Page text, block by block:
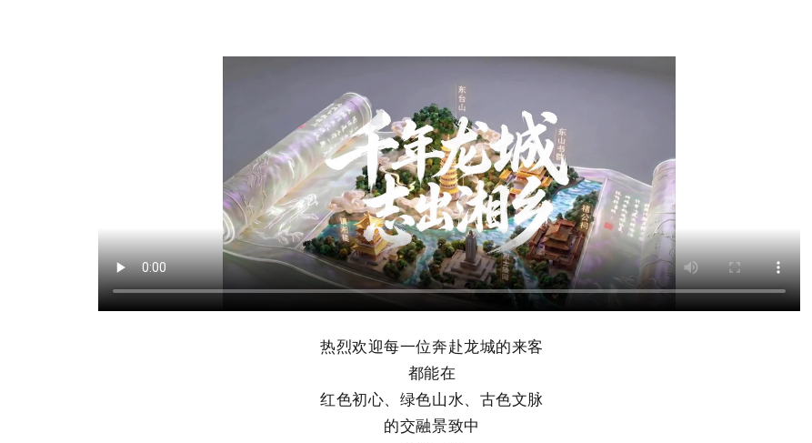
热烈欢迎每一位奔赴龙城的来客
都能在
红色初心、绿色山水、古色文脉
的交融景致中